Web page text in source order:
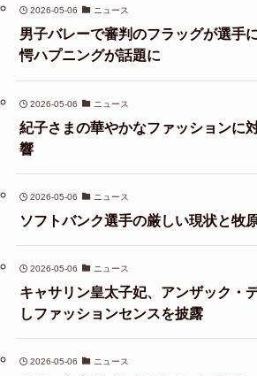
2026-05-06 ニュース
男子バレーで審判のフラッグが選手
愕ハプニングが話題に
2026-05-06 ニュース
紀子さまの華やかなファッションに
響
2026-05-06 ニュース
ソフトバンク選手の厳しい現状と牧
2026-05-06 ニュース
キャサリン皇太子妃、アンザック・
しファッションセンスを披露
2026-05-06 ニュース